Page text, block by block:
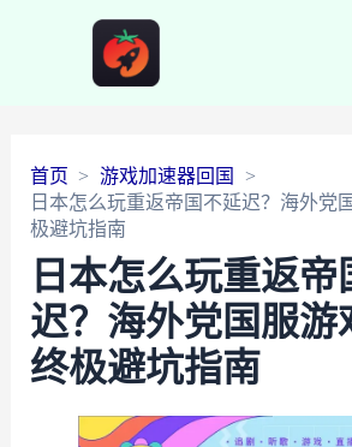
首页
游戏加速器回国
日本怎么玩重返帝国不延迟？海外党
极避坑指南
日本怎么玩重返帝
迟？海外党国服游
终极避坑指南